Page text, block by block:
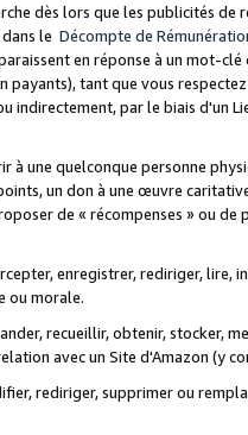
dès lors que les publicités de
le Décompte de
en réponse à un mot-
payants), tant que vous
indirectement, par le biais d'un
à une quelconque personne
un don à une œuvre
de « récompenses » ou
enregistrer, rediriger,
ou morale.
recueillir, obtenir, stocker,
avec un Site d'Amazon (y
rediriger, supprimer ou